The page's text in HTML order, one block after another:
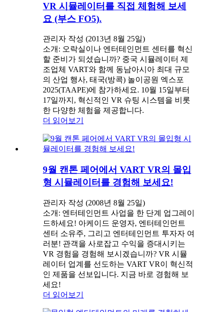
VR 시뮬레이터를 직접 체험해 보세
요 (부스 FO5).
관리자 작성 (2013년 8월 25일)
소개: 오락실이나 엔터테인먼트 센터를 혁신
할 준비가 되셨습니까? 중국 시뮬레이터 제
조업체 VART와 함께 동남아시아 최대 규모
의 산업 행사, 태국(방콕) 놀이공원 엑스포
2025(TAAPE)에 참가하세요. 10월 15일부터
17일까지, 혁신적인 VR 슈팅 시스템을 비롯
한 다양한 체험을 제공합니다.
더 읽어보기
9월 캔톤 페어에서 VART VR의 몰입
형 시뮬레이터를 경험해 보세요!
관리자 작성 (2008년 8월 25일)
소개: 엔터테인먼트 사업을 한 단계 업그레이
드하세요! 아케이드 운영자, 엔터테인먼트
센터 소유주, 그리고 엔터테인먼트 투자자 여
러분! 관객을 사로잡고 수익을 증대시키는
VR 경험을 경험해 보시겠습니까? VR 시뮬
레이터 업계를 선도하는 VART VR이 혁신적
인 제품을 선보입니다. 지금 바로 경험해 보
세요!
더 읽어보기